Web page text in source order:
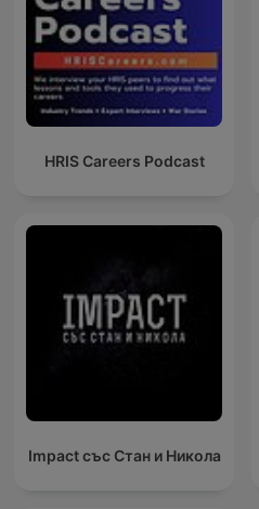
HRIS Careers Podcast
Impact със Стан и Никола